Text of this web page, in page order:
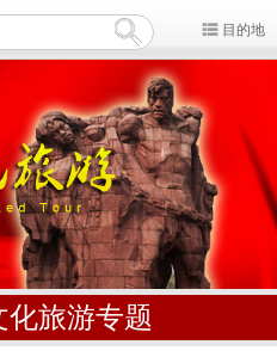
目的地
化旅游专题